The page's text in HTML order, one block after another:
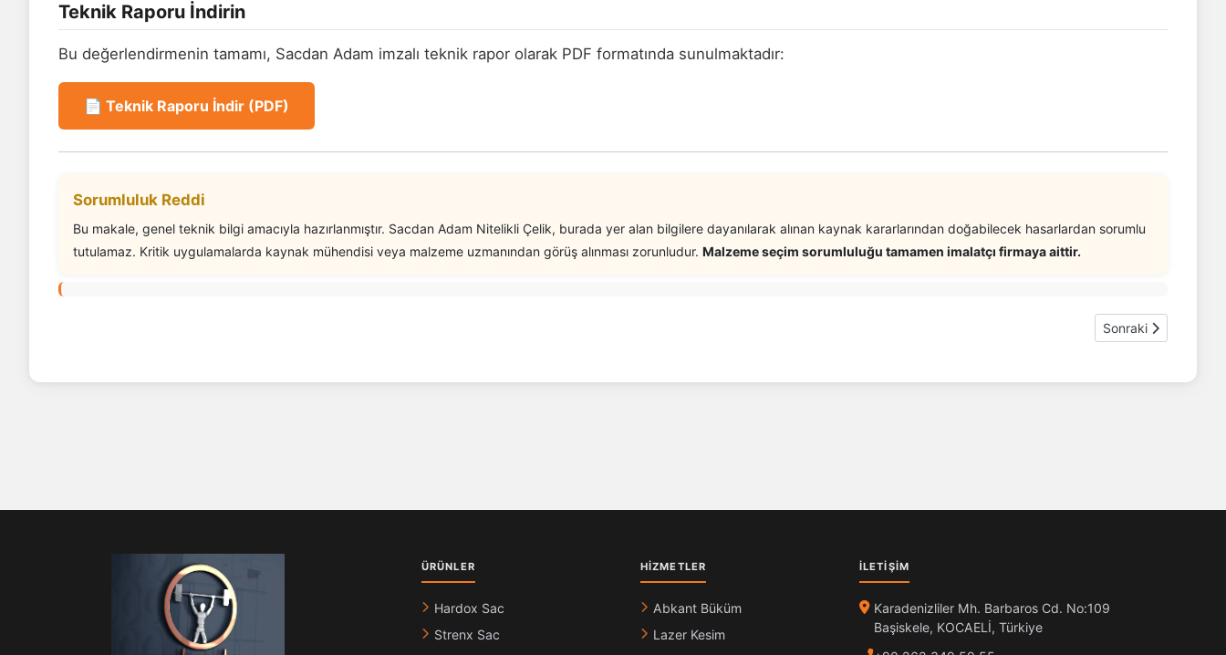
Teknik Raporu İndirin
Bu değerlendirmenin tamamı, Sacdan Adam imzalı teknik rapor olarak PDF formatında sunulmaktadır:
📄 Teknik Raporu İndir (PDF)
Sorumluluk Reddi
Bu makale, genel teknik bilgi amacıyla hazırlanmıştır. Sacdan Adam Nitelikli Çelik, burada yer alan bilgilere dayanılarak alınan kaynak kararlarından doğabilecek hasarlardan sorumlu
tutulamaz. Kritik uygulamalarda kaynak mühendisi veya malzeme uzmanından görüş alınması zorunludur. Malzeme seçim sorumluluğu tamamen imalatçı firmaya aittir.
Sonraki makale:
Sonraki
ÜRÜNLER
Hardox Sac
Strenx Sac
HIZMETLER
Abkant Büküm
Lazer Kesim
İLETIŞIM
Karadenizliler Mh. Barbaros Cd. No:109
Başiskele, KOCAELİ, Türkiye